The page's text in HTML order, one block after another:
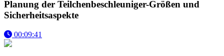
Planung der Teilchenbeschleuniger-Größen und
Sicherheitsaspekte
00:09:41